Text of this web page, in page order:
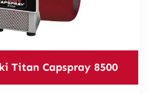
Titan Capspray 8500